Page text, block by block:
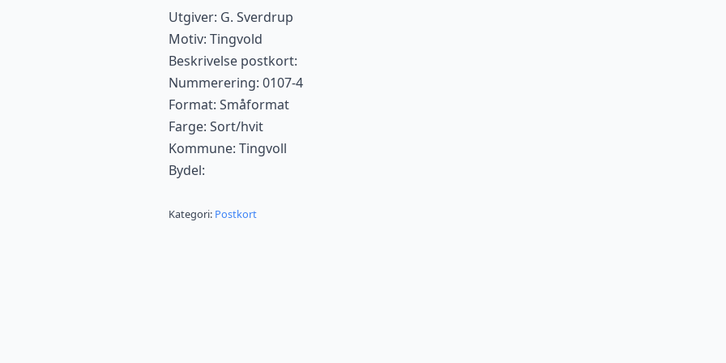
Utgiver: G. Sverdrup
Motiv: Tingvold
Beskrivelse postkort:
Nummerering: 0107-4
Format: Småformat
Farge: Sort/hvit
Kommune: Tingvoll
Bydel:
Kategori: Postkort